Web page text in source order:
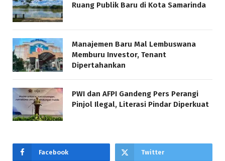
Ruang Publik Baru di Kota Samarinda
Manajemen Baru Mal Lembuswana
Memburu Investor, Tenant
Dipertahankan
PWI dan AFPI Gandeng Pers Perangi
Pinjol Ilegal, Literasi Pindar Diperkuat
Facebook Twitter